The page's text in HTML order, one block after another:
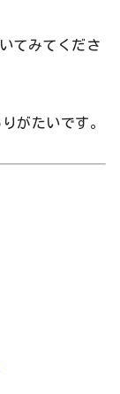
てみてくださ
がたいです。